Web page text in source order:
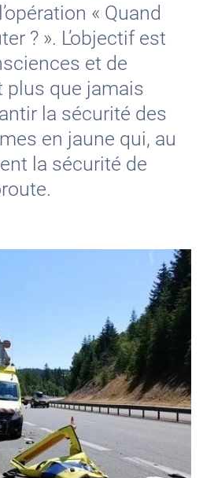
« Quand
? ». L’objectif est
et de
plus que jamais
la sécurité des
en jaune qui, au
la sécurité de